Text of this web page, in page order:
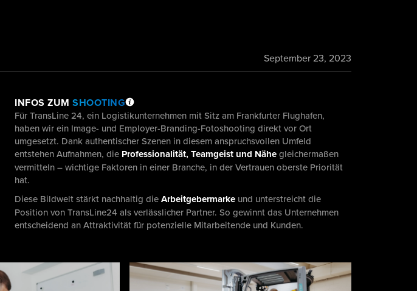
September 23, 2023
INFOS ZUM SHOOTING
Für TransLine 24, ein Logistikunternehmen mit Sitz am Frankfurter Flughafen,
haben wir ein Image- und Employer-Branding-Fotoshooting direkt vor Ort
umgesetzt. Dank authentischer Szenen in diesem anspruchsvollen Umfeld
entstehen Aufnahmen, die Professionalität, Teamgeist und Nähegleichermaßen
vermitteln – wichtige Faktoren in einer Branche, in der Vertrauen oberste Priorität
hat.
Diese Bildwelt stärkt nachhaltig dieArbeitgebermarke und unterstreicht die
Position von TransLine24 als verlässlicher Partner. So gewinnt das Unternehmen
entscheidend an Attraktivität für potenzielle Mitarbeitende und Kunden.